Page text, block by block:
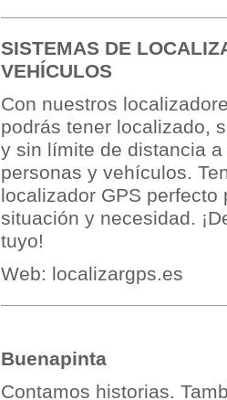
SISTEMAS DE
VEHÍCULOS
Con nuestros
podrás tener localizado,
y sin límite de distancia
personas y vehículos.
localizador GPS perfecto
situación y necesidad.
tuyo!
Web: localizargps.es
Buenapinta
Contamos historias.